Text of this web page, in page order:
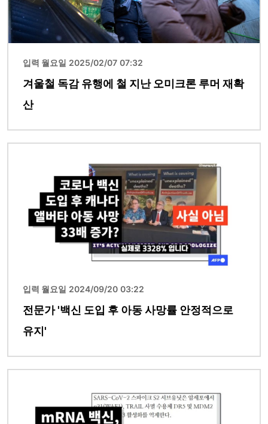
입력 월요일 2025/02/07 07:32
겨울철 독감 유행에 철 지난 오미크론 루머 재확
산
입력 월요일 2024/09/20 03:22
전문가 '백신 도입 후 아동 사망률 안정적으로
유지'